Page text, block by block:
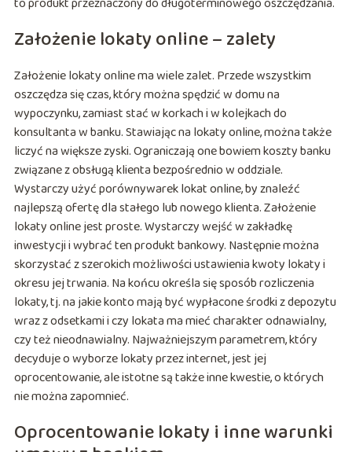
Założenie lokaty online – zalety
Założenie lokaty online ma wiele zalet. Przede wszystkim
oszczędza się czas, który można spędzić w domu na
wypoczynku, zamiast stać w korkach i w kolejkach do
konsultanta w banku. Stawiając na lokaty online, można także
liczyć na większe zyski. Ograniczają one bowiem koszty banku
związane z obsługą klienta bezpośrednio w oddziale.
Wystarczy użyć porównywarek lokat online, by znaleźć
najlepszą ofertę dla stałego lub nowego klienta. Założenie
lokaty online jest proste. Wystarczy wejść w zakładkę
inwestycji i wybrać ten produkt bankowy. Następnie można
skorzystać z szerokich możliwości ustawienia kwoty lokaty i
okresu jej trwania. Na końcu określa się sposób rozliczenia
lokaty, tj. na jakie konto mają być wypłacone środki z depozytu
wraz z odsetkami i czy lokata ma mieć charakter odnawialny,
czy też nieodnawialny. Najważniejszym parametrem, który
decyduje o wyborze lokaty przez internet, jest jej
oprocentowanie, ale istotne są także inne kwestie, o których
nie można zapomnieć.
Oprocentowanie lokaty i inne warunki